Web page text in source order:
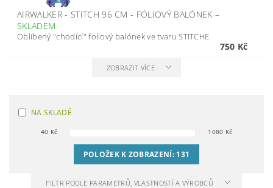
AIRWALKER - STITCH 96 CM - FÓLIOVÝ BALÓNEK –
SKLADEM
Oblíbený "chodící" foliový balónek ve tvaru STITCHE.
750 Kč
ZOBRAZIT VÍCE
NA SKLADĚ
40 Kč 1080 Kč
POLOŽEK K ZOBRAZENÍ: 131
FILTR PODLE PARAMETRŮ, VLASTNOSTÍ A VÝROBCŮ